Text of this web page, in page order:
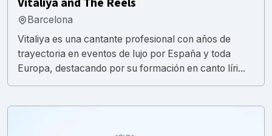
Barcelona
Vitaliya es una cantante profesional con años de
trayectoria en eventos de lujo por España y toda
Europa, destacando por su formación en canto líri...